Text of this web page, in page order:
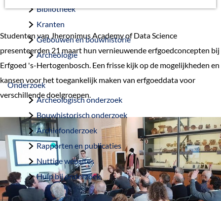
p
a
g
e
Bibliotheek
Kranten
Gebouwen en bouwhistorie
Archeologie
Onderzoek
Archeologisch onderzoek
Bouwhistorisch onderzoek
Archiefonderzoek
Rapporten en publicaties
Nuttige websites
Hulp bij onderzoek
Studenten van Jheronimus Academy of Data Science
presenteerden 21 maart hun vernieuwende erfgoedconcepten bij
Erfgoed 's-Hertogenbosch. Een frisse kijk op de mogelijkheden en
kansen voor het toegankelijk maken van erfgoeddata voor
verschillende doelgroepen.